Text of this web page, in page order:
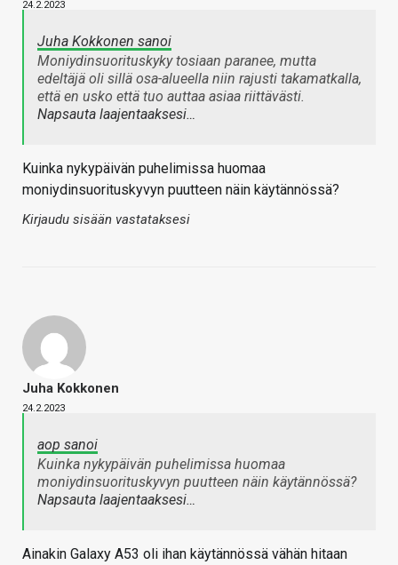
24.2.2023
Juha Kokkonen sanoi
Moniydinsuorituskyky tosiaan paranee, mutta
edeltäjä oli sillä osa-alueella niin rajusti takamatkalla,
että en usko että tuo auttaa asiaa riittävästi.
Napsauta laajentaaksesi…
Kuinka nykypäivän puhelimissa huomaa
moniydinsuorituskyvyn puutteen näin käytännössä?
Kirjaudu sisään vastataksesi
Juha Kokkonen
24.2.2023
aop sanoi
Kuinka nykypäivän puhelimissa huomaa
moniydinsuorituskyvyn puutteen näin käytännössä?
Napsauta laajentaaksesi…
Ainakin Galaxy A53 oli ihan käytännössä vähän hitaan